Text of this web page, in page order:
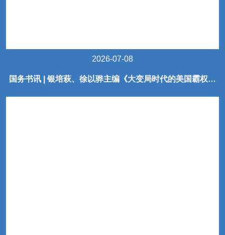
2026-07-08
国务书讯 | 银培萩、徐以骅主编《大变局时代的美国霸权》
出版